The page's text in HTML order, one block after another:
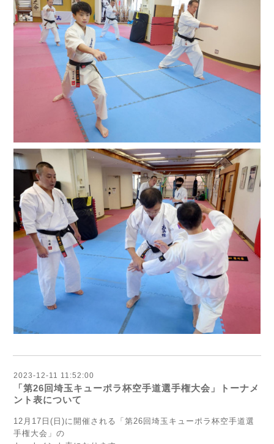
2023-12-11 11:52:00
「第26回埼玉キューポラ杯空手道選手権大会」トーナメ
ント表について
12月17日(日)に開催される「第26回埼玉キューポラ杯空手道選
手権大会」の